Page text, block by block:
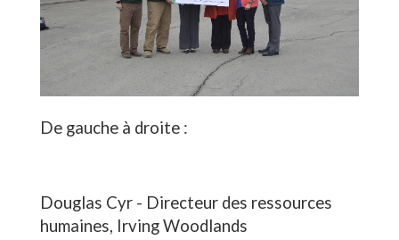
De gauche à droite :
Douglas Cyr - Directeur des ressources
humaines, Irving Woodlands